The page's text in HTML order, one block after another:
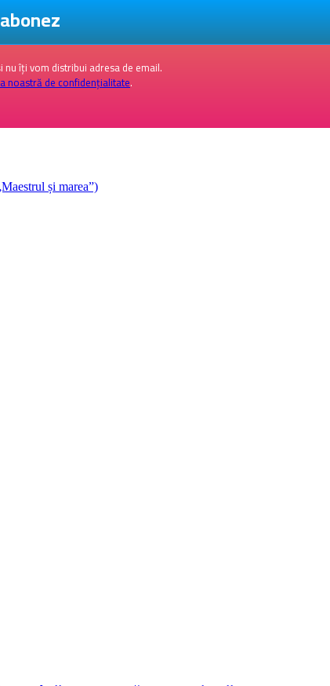
îți vom distribui adresa de email.
noastră de confidențialitate.
și marea”)